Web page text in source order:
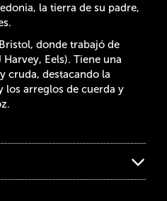
la tierra de su padre,
donde trabajó de
Eels). Tiene una
cruda, destacando la
los arreglos de cuerda y